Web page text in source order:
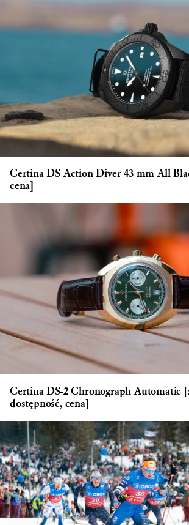
Certina DS Action Diver 43 mm All
cena]
Certina DS-2 Chronograph Automatic
dostępność, cena]